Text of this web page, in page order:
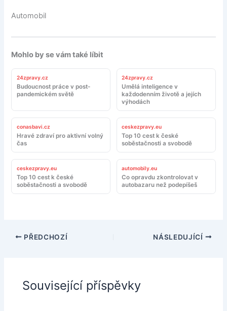
Automobil
Mohlo by se vám také líbit
24zpravy.cz
Budoucnost práce v post-
pandemickém světě
24zpravy.cz
Umělá inteligence v
každodenním životě a jejích
výhodách
conasbavi.cz
Hravé zdraví pro aktivní volný
čas
ceskezpravy.eu
Top 10 cest k české
soběstačnosti a svobodě
ceskezpravy.eu
Top 10 cest k české
soběstačnosti a svobodě
automobily.eu
Co opravdu zkontrolovat v
autobazaru než podepíšeš
PŘEDCHOZÍ NÁSLEDUJÍCÍ
Související příspěvky